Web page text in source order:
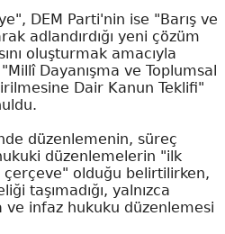
DEM Parti'nin ise "Barış ve
adlandırdığı yeni çözüm
oluşturmak amacıyla
Dayanışma ve Toplumsal
Dair Kanun Teklifi"
düzenlemenin, süreç
düzenlemelerin "ilk
çerçeve" olduğu belirtilirken,
taşımadığı, yalnızca
ve infaz hukuku düzenlemesi